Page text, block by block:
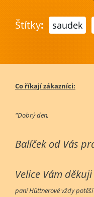
Štítky: saudek
Co říkají zákazníci:
"Dobrý den,
Balíček od Vás
Velice Vám
paní Hüttnerové vždy